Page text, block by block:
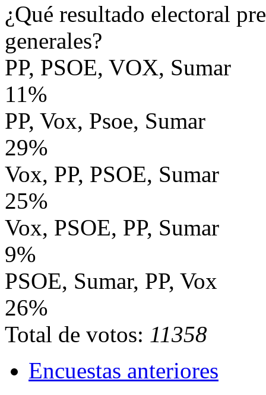
¿Qué resultado electoral
generales?
PP, PSOE, VOX, Sumar
11%
PP, Vox, Psoe, Sumar
29%
Vox, PP, PSOE, Sumar
25%
Vox, PSOE, PP, Sumar
9%
PSOE, Sumar, PP, Vox
26%
Total de votos: 11358
Encuestas anteriores